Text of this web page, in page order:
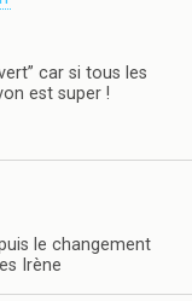
car si tous les
est super !
le changement
Irène